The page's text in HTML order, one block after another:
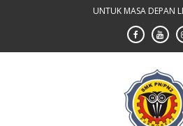
UNTUK MASA DEPAN